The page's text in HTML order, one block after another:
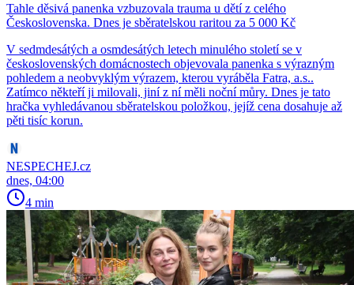
Tahle děsivá panenka vzbuzovala trauma u dětí z celého
Československa. Dnes je sběratelskou raritou za 5 000 Kč
V sedmdesátých a osmdesátých letech minulého století se v
československých domácnostech objevovala panenka s výrazným
pohledem a neobvyklým výrazem, kterou vyráběla Fatra, a.s..
Zatímco někteří ji milovali, jiní z ní měli noční můry. Dnes je tato
hračka vyhledávanou sběratelskou položkou, jejíž cena dosahuje až
pěti tisíc korun.
NESPECHEJ.cz
dnes, 04:00
4 min